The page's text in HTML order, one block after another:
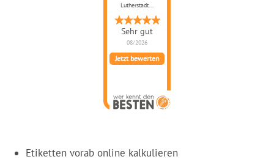
Lutherstadt...
Sehr gut
08/2026
Jetzt bewerten
Etiketten vorab online kalkulieren